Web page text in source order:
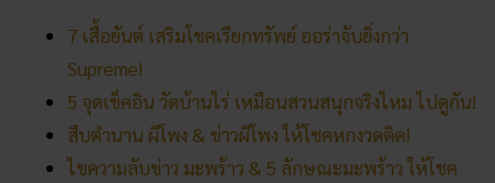
ดูดวง เดือนมีนาคม 2564 ราศีไหนความรัก การเงิน การ
งานดี เช็คด่วน!
คลิก แทงหวยออนไลน์ ได้เงินจริง